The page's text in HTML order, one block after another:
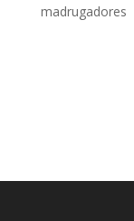
madrugadores